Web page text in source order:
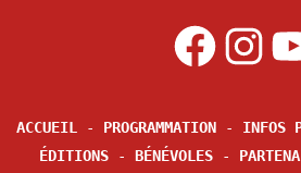
ACCUEIL - PROGRAMMATION - INFOS
ÉDITIONS - BÉNÉVOLES -